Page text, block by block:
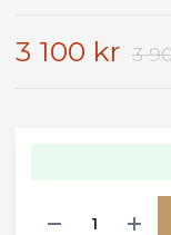
3 100 kr 3